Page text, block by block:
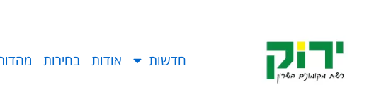
חדשות אודות בחירות